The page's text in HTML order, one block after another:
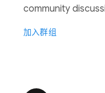
community
加入群组